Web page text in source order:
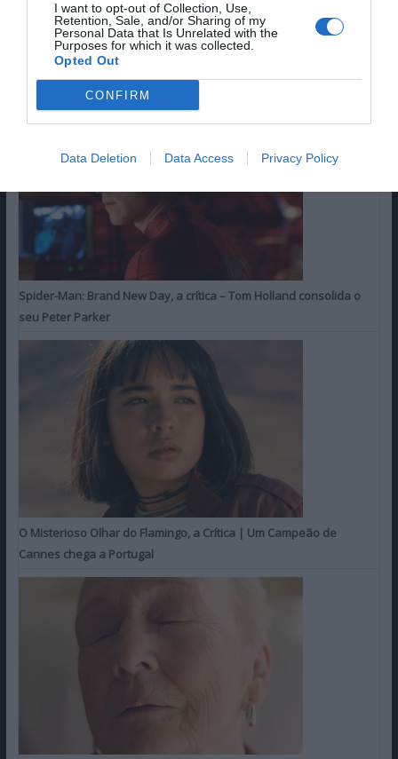
I want to opt-out of Collection, Use,
Retention, Sale, and/or Sharing of my
Personal Data that Is Unrelated with the
Purposes for which it was collected.
Opted Out
CONFIRM
Data Deletion Data Access Privacy Policy
I Want Your Sex, a Crítica: Olivia Wilde e Cooper Hoofman, a dupla
perfeita no…
Spider-Man: Brand New Day, a crítica – Tom Holland consolida o
seu Peter Parker
O Misterioso Olhar do Flamingo, a Crítica | Um Campeão de
Cannes chega a Portugal